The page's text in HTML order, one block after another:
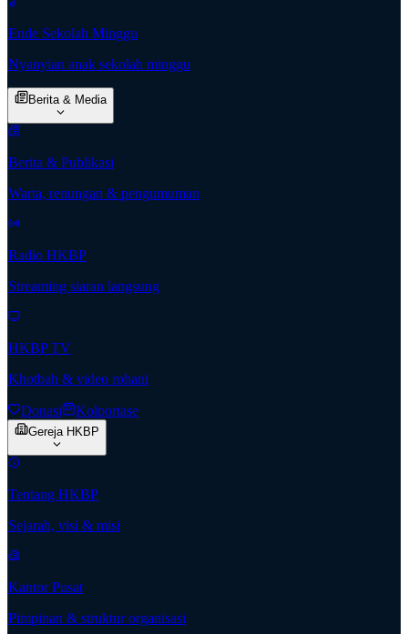
Ende Sekolah Minggu
Nyanyian anak sekolah minggu
Berita & Media
Berita & Publikasi
Warta, renungan & pengumuman
Radio HKBP
Streaming siaran langsung
HKBP TV
Khotbah & video rohani
Donasi Kolportase
Gereja HKBP
Tentang HKBP
Sejarah, visi & misi
Kantor Pusat
Pimpinan & struktur organisasi